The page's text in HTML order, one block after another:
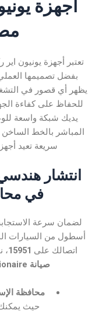
أجهزة
مصر
تعتبر أجهزة يونيون
بفضل تصميمها العملي
يظهر أي قصور في
للحفاظ على كفاءة
يديك شبكة واسعة
المباشر بالخط الساخن
سريعة تعيد
انتشار
في
لضمان سرعة
أسطول من السيارات
اتصالك على 15951،
صيانة unionaire
محافظة
حيث